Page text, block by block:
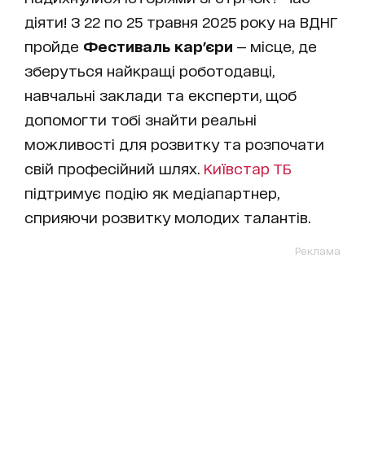
діяти! З 22 по 25 травня 2025 року на ВДНГ
пройде Фестиваль кар'єри — місце, де
зберуться найкращі роботодавці,
навчальні заклади та експерти, щоб
допомогти тобі знайти реальні
можливості для розвитку та розпочати
свій професійний шлях. Київстар ТБ
підтримує подію як медіапартнер,
сприяючи розвитку молодих талантів.
Реклама